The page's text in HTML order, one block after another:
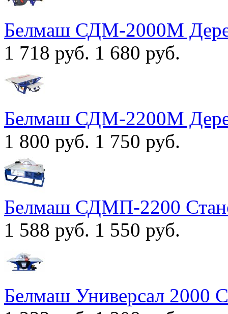
Белмаш СДМ-2000М
1 718 руб. 1 680 руб.
Белмаш СДМ-2200M
1 800 руб. 1 750 руб.
Белмаш СДМП-2200
1 588 руб. 1 550 руб.
Белмаш Универсал 2000